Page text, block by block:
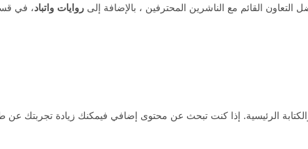
القائم مع الناشرين المحترفين ، بالإضافة إلى روايات واتباد، في
الرئيسية. إذا كنت تبحث عن محتوى إضافي فيمكنك زيادة تجربتك